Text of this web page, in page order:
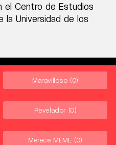
el Centro de Estudios
la Universidad de los
Maravilloso (0)
Revelador (0)
Merece MEME (0)